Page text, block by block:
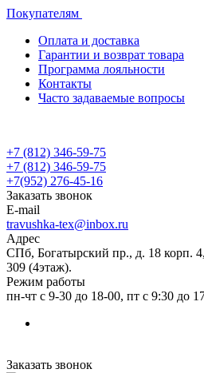
Покупателям
Оплата и доставка
Гарантии и возврат товара
Программа лояльности
Контакты
Часто задаваемые вопросы
+7 (812) 346-59-75
+7 (812) 346-59-75
+7(952) 276-45-16
Заказать звонок
E-mail
travushka-tex@inbox.ru
Адрес
СПб, Богатырский пр., д. 18 корп.
309 (4этаж).
Режим работы
пн-чт с 9-30 до 18-00, пт с 9:30 до
Заказать звонок